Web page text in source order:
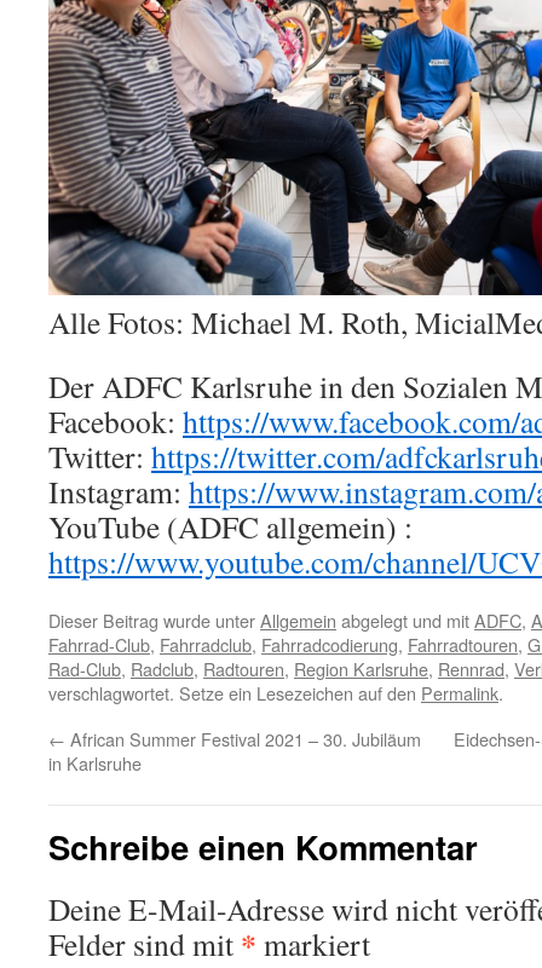
Alle Fotos: Michael M. Roth,
Der ADFC Karlsruhe in den Sozialen
Facebook: https://www.facebook.com/
Twitter: https://twitter.com/
Instagram: https://
YouTube (ADFC allgemein) :
https://www.youtube.com/channel/
Dieser Beitrag wurde unterAllgemein abgelegt und mitADFC,
Fahrrad-Club, Fahrradclub, Fahrradcodierung, Fahrradtouren,
Rad-Club, Radclub, Radtouren, Region Karlsruhe, Rennrad,
verschlagwortet. Setze ein Lesezeichen auf den Permalink.
← African Summer Festival 2021 – 30. Jubiläum
in Karlsruhe
Schreibe einen Kommentar
Deine E-Mail-Adresse wird nicht
Felder sind mit * markiert